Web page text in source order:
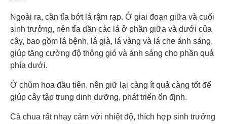
Ngoài ra, cần tỉa bớt lá rậm rạp. Ở giai đoạn giữa và cuối
sinh trưởng, nên tỉa dần các lá ở phần giữa và dưới của
cây, bao gồm lá bệnh, lá già, lá vàng và lá che ánh sáng,
giúp tăng cường độ thông gió và ánh sáng cho phần quả
phía dưới.
Ở chùm hoa đầu tiên, nên giữ lại càng ít quả càng tốt để
giúp cây tập trung dinh dưỡng, phát triển ổn định.
Cà chua rất nhạy cảm với nhiệt độ, thích hợp sinh trưởng